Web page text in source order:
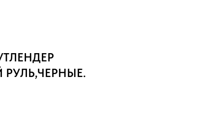
РУЛЬ,ЧЕРНЫЕ.